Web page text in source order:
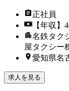
正社員
【年収
名鉄タク
屋タクシー
愛知県名
求人を見る